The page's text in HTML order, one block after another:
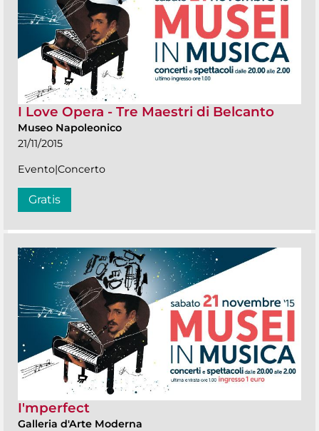
I Love Opera - Tre Maestri di Belcanto
Museo Napoleonico
21/11/2015
Evento|Concerto
Gratis
I'mperfect
Galleria d'Arte Moderna